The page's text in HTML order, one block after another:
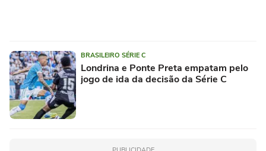
BRASILEIRO SÉRIE C
Londrina e Ponte Preta empatam pelo
jogo de ida da decisão da Série C